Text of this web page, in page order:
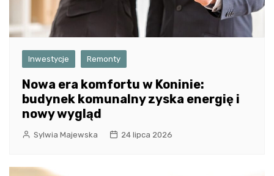
Inwestycje Remonty
Nowa era komfortu w Koninie:
budynek komunalny zyska energię i
nowy wygląd
Sylwia Majewska 24 lipca 2026